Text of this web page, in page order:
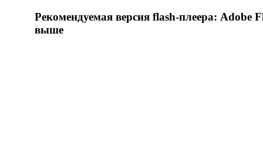
Рекомендуемая версия flash-плеера: Adobe
выше